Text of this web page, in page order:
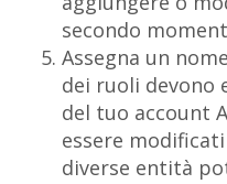
secondo
Assegna un
dei ruoli devono
del tuo account
essere
diverse entità